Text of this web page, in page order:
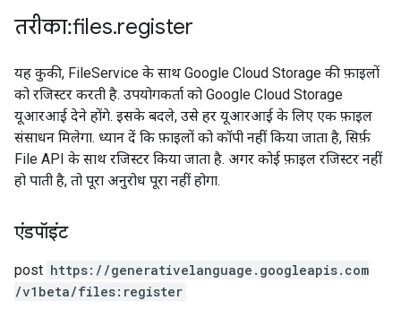
तरीका: files.register
यह कुकी, FileService के साथ Google Cloud Storage की फ़ाइलों
को रजिस्टर करती है. उपयोगकर्ता को Google Cloud Storage
यूआरआई देने होंगे. इसके बदले, उसे हर यूआरआई के लिए एक फ़ाइल
संसाधन मिलेगा. ध्यान दें कि फ़ाइलों को कॉपी नहीं किया जाता है, सिर्फ़
File API के साथ रजिस्टर किया जाता है. अगर कोई फ़ाइल रजिस्टर नहीं
हो पाती है, तो पूरा अनुरोध पूरा नहीं होगा.
एंडपॉइंट
post https: / /generativelanguage.googleapis.com
/v1beta/files:register